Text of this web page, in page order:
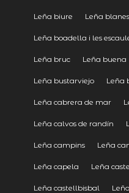
Leña biure Leña blanes
Leña boadella i les
Leña bruc Leña buena
Leña bustarviejo Leña
Leña cabrera de mar
Leña calvos de randín
Leña campins Leña
Leña capela Leña
Leña castellbisbal